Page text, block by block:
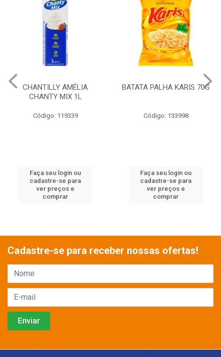
CHANTILLY AMÉLIA
CHANTY MIX 1L
Código: 119339
Faça seu login ou
cadastre-se para
ver preços e
comprar
BATATA PALHA KARIS 70G
Código: 133998
Faça seu login ou
cadastre-se para
ver preços e
comprar
Cadastre-se para receber nossas ofertas!